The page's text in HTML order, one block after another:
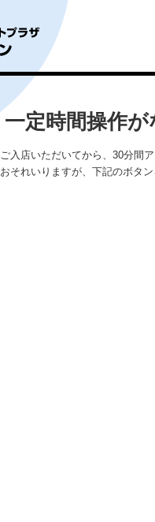
一定時間操作
ご入店いただいてから、30分間
おそれいりますが、下記のボタ